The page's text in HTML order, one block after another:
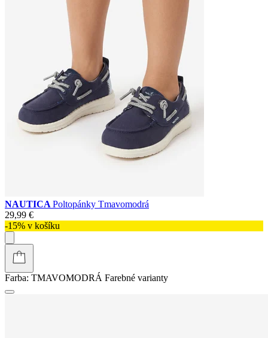
NAUTICA Poltopánky Tmavomodrá
29,99 €
-15% v košíku
Farba: TMAVOMODRÁ Farebné varianty